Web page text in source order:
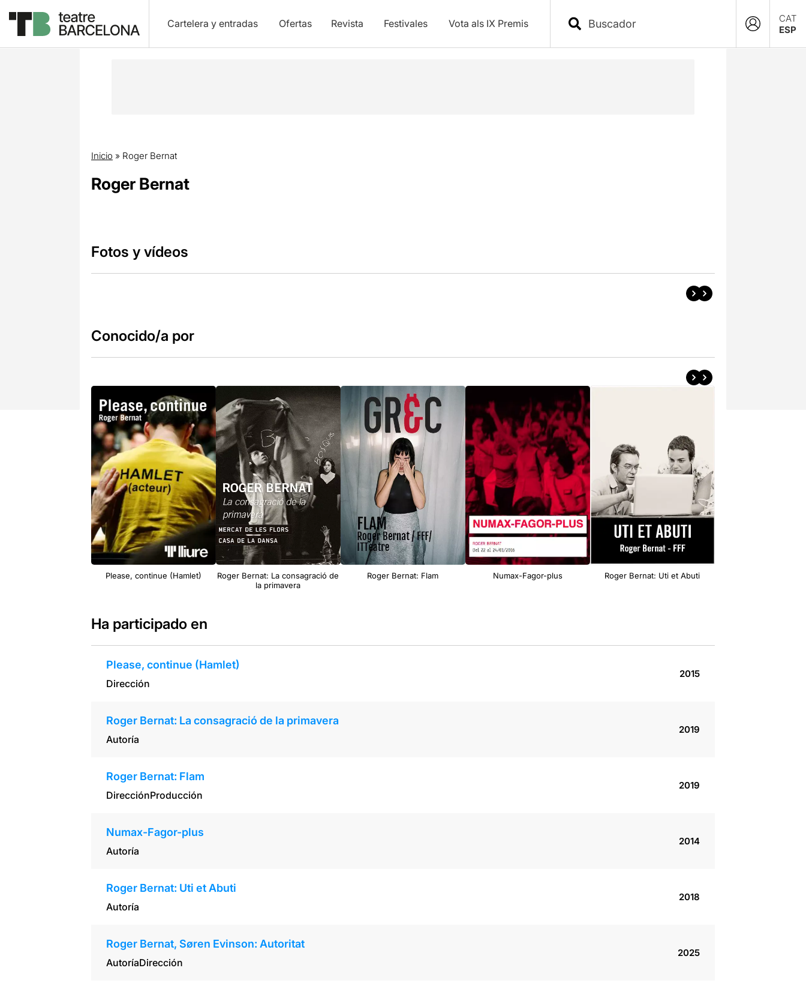
Cartelera y entradas Ofertas Revista Festivales Vota als IX Premis
CAT
ESP
Inicio » Roger Bernat
Roger Bernat
Fotos y vídeos
Conocido/a por
Please, continue (Hamlet)
Roger Bernat: La consagració de
la primavera
Roger Bernat: Flam Numax-Fagor-plus Roger Bernat: Uti et Abuti
Ha participado en
Please, continue (Hamlet)
Dirección
2015
Roger Bernat: La consagració de la primavera
Autoría
2019
Roger Bernat: Flam
DirecciónProducción
2019
Numax-Fagor-plus
Autoría
2014
Roger Bernat: Uti et Abuti
Autoría
2018
Roger Bernat, Søren Evinson: Autoritat
AutoríaDirección
2025